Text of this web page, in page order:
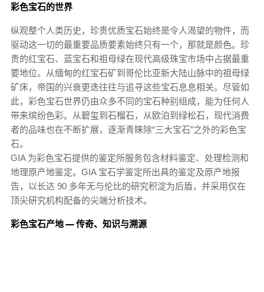
彩色宝石的世界
纵观整个人类历史，珍贵优质宝石始终是令人渴望的物件，而
驱动这一切的最重要品质要素始终只有一个，那就是颜色。珍
贵的红宝石、蓝宝石和祖母绿在现代高级珠宝市场中占据最重
要地位。从缅甸的红宝石矿到哥伦比亚新大陆山脉中的祖母绿
矿床，帝国的兴衰更迭往往与追寻这些宝石息息相关。尽管如
此，彩色宝石世界仍由众多不同的宝石种别组成，能为任何人
带来缤纷色彩。从碧玺到石榴石，从欧泊到绿松石，现代消费
者的品味也在不断扩展，逐渐青睐除“三大宝石”之外的彩色宝
石。
GIA 为彩色宝石提供的鉴定所服务包含材料鉴定、处理检测和
地理原产地鉴定。GIA 宝石学鉴定所出具的鉴定及原产地报
告，以长达 90 多年无与伦比的研究积淀为后盾，并采用仅在
顶尖研究机构配备的尖端分析技术。
彩色宝石产地 — 传奇、知识与溯源